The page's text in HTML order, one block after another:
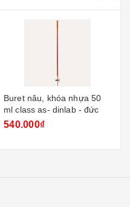
Buret nâu, khóa nhựa 50
ml class as- dinlab - đức
540.000₫